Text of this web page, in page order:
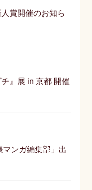
賞開催のお知ら
』展 in 京都 開催
ンガ編集部」出